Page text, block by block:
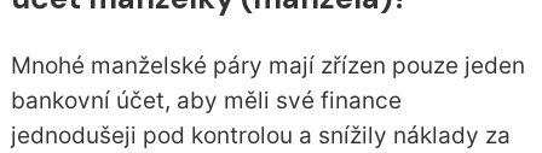
Mnohé manželské páry mají zřízen pouze jeden
bankovní účet, aby měli své finance
jednodušeji pod kontrolou a snížily náklady za